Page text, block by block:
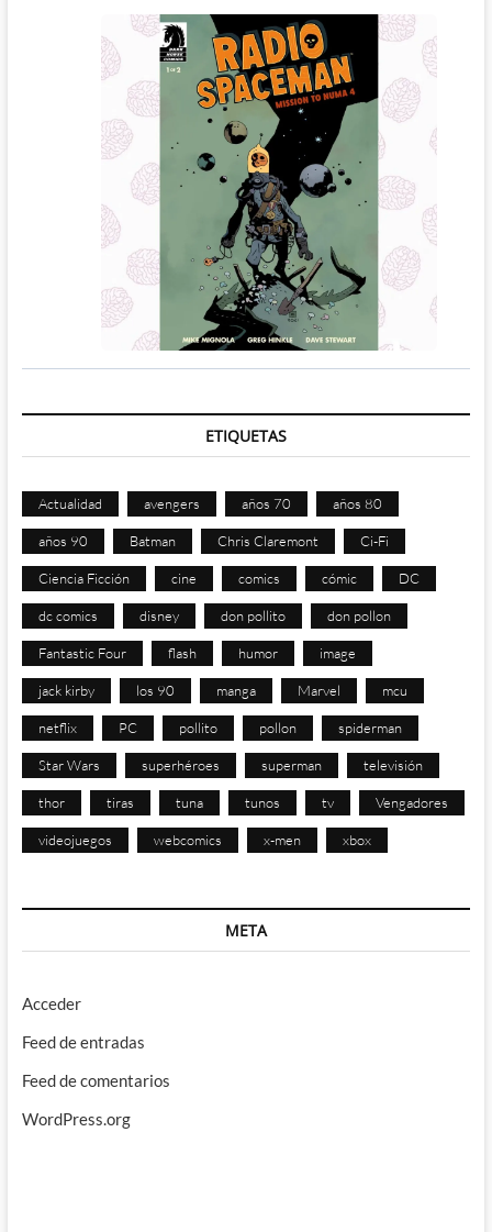
ETIQUETAS
Actualidad avengers años 70 años 80
años 90 Batman Chris Claremont Ci-Fi
Ciencia Ficción cine comics cómic DC
dc comics disney don pollito don pollon
Fantastic Four flash humor image
jack kirby los 90 manga Marvel mcu
netflix PC pollito pollon spiderman
Star Wars superhéroes superman televisión
thor tiras tuna tunos tv Vengadores
videojuegos webcomics x-men xbox
META
Acceder
Feed de entradas
Feed de comentarios
WordPress.org